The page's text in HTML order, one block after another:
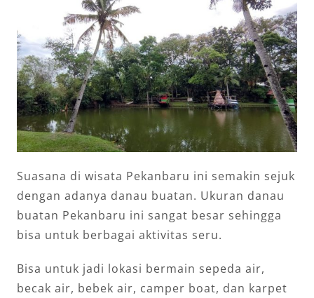
Suasana di wisata Pekanbaru ini semakin sejuk
dengan adanya danau buatan. Ukuran danau
buatan Pekanbaru ini sangat besar sehingga
bisa untuk berbagai aktivitas seru.
Bisa untuk jadi lokasi bermain sepeda air,
becak air, bebek air, camper boat, dan karpet